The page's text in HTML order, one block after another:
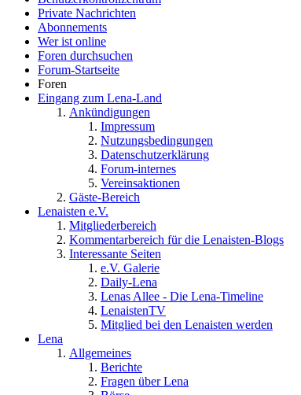
Private Nachrichten
Abonnements
Wer ist online
Foren durchsuchen
Forum-Startseite
Foren
Eingang zum Lena-Land
Ankündigungen
Impressum
Nutzungsbedingungen
Datenschutzerklärung
Forum-internes
Vereinsaktionen
Gäste-Bereich
Lenaisten e.V.
Mitgliederbereich
Kommentarbereich für die Lenaisten-Blogs
Interessante Seiten
e.V. Galerie
Daily-Lena
Lenas Allee - Die Lena-Timeline
LenaistenTV
Mitglied bei den Lenaisten werden
Lena
Allgemeines
Berichte
Fragen über Lena